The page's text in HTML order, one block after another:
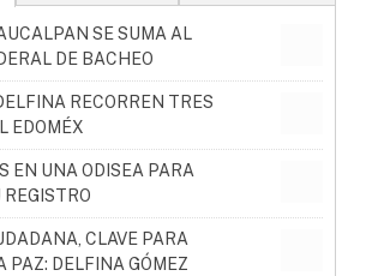
SE SUMA AL
DE BACHEO
RECORREN TRES
EDOMÉX
EN UNA ODISEA PARA
REGISTRO
CLAVE PARA
PAZ: DELFINA GÓMEZ